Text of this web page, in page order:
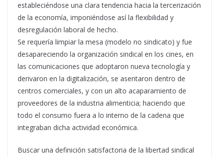
estableciéndose una clara tendencia hacia la tercerización
de la economía, imponiéndose así la flexibilidad y
desregulación laboral de hecho.
Se requería limpiar la mesa (modelo no sindicato) y fue
desapareciendo la organización sindical en los cines, en
las comunicaciones que adoptaron nueva tecnología y
derivaron en la digitalización, se asentaron dentro de
centros comerciales, y con un alto acaparamiento de
proveedores de la industria alimenticia; haciendo que
todo el consumo fuera a lo interno de la cadena que
integraban dicha actividad económica.
Buscar una definición satisfactoria de la libertad sindical